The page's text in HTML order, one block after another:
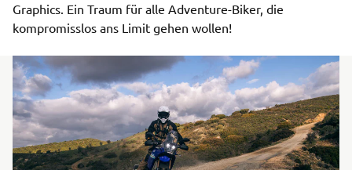
Graphics. Ein Traum für alle Adventure-Biker, die
kompromisslos ans Limit gehen wollen!